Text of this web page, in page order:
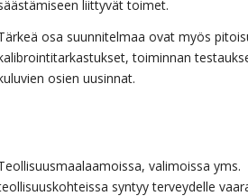
liittyvät toimet.
osa suunnitelmaa ovat myös
toiminnan
osien uusinnat.
valimoissa yms.
syntyy terveydelle